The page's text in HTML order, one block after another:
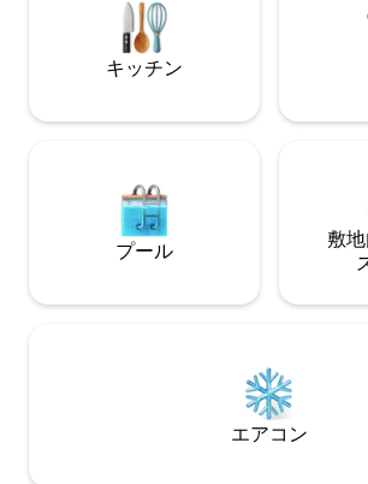
が用意されています。 路上駐車場無料
キッチン
プール
敷
エアコン